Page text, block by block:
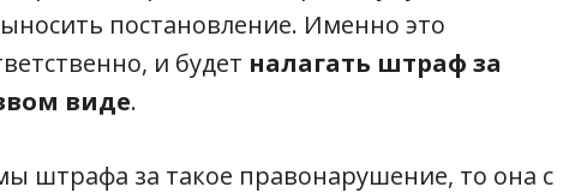
постановление. Именно это
и будет налагать штраф за
виде.
штрафа за такое правонарушение, то она с